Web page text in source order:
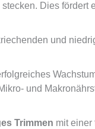
Dies fördert
und
und
Trimmen mit einer